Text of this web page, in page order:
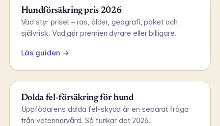
Hundförsäkring pris 2026
Vad styr priset – ras, ålder, geografi, paket och
självrisk. Vad gör premien dyrare eller billigare.
Läs guiden →
Dolda fel-försäkring för hund
Uppfödarens dolda fel-skydd är en separat fråga
från veterinärvård. Så funkar det 2026.